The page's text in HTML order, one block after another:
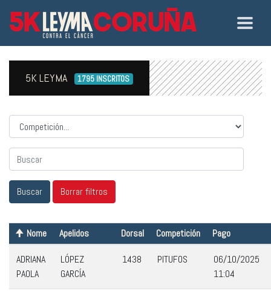
5K LEYMA 1795 INSCRITOS
Competicion
Nome Apelidos Dorsal Competición Pago
ADRIANA
PAOLA
LÓPEZ
GARCÍA
1438 PITUFOS
06/10/2025
11:04